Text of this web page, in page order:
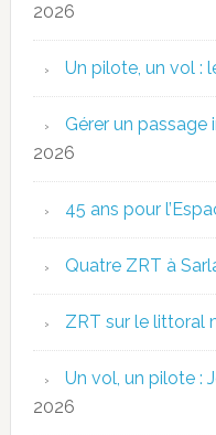
2026
Un pilote, un vol :
Gérer un passage
2026
45 ans pour
Quatre ZRT à
ZRT sur le littoral
Un vol, un pilote :
2026